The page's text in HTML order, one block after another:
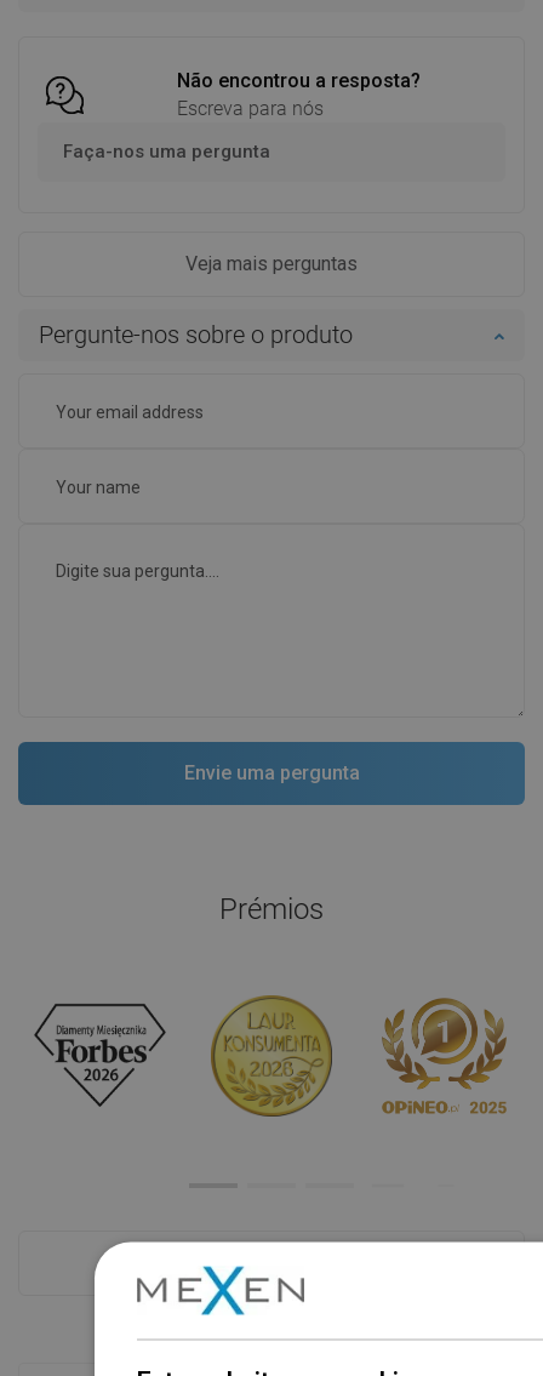
Não encontrou a resposta?
Escreva para nós
Faça-nos uma pergunta
Veja mais perguntas
Pergunte-nos sobre o produto
Prémios
Ver tudo